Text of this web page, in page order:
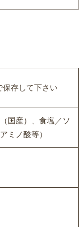
存して下さい
国産）、食塩／ソ
ミノ酸等）